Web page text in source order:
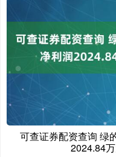
可查证券配资查询 绿
2024.84